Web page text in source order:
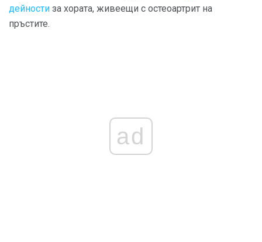
дейности за хората, живеещи с остеоартрит на
пръстите.
ad